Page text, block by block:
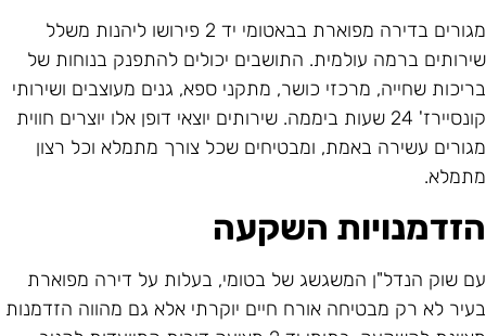
מגורים בדירה מפוארת בבאטומי יד 2 פירושו ליהנות משלל
ברמה עולמית. התושבים יכולים להתפנק בנוחות של
שחייה, מרכזי כושר, מתקני ספא, גנים מעוצבים ושירותי
קונסיירז' 24 שעות ביממה. שירותים יוצאי דופן אלו יוצרים חווית
עשירה באמת, ומבטיחים שכל צורך מתמלא וכל רצון
השקעה
שוק הנדל"ן המשגשג של בטומי, בעלות על דירה מפוארת
לא רק מבטיחה אורח חיים יוקרתי אלא גם מהווה הזדמנות